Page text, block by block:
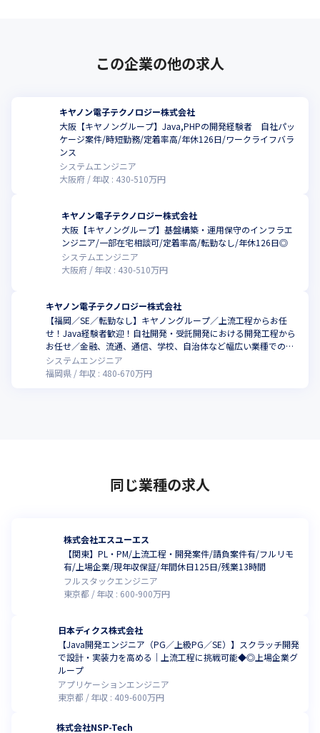
この企業の他の求人
キヤノン電子テクノロジー株式会社
大阪【キヤノングループ】Java,PHPの開発経験者 自社パッ
ケージ案件/時短勤務/定着率高/年休126日/ワークライフバラ
ンス
システムエンジニア
大阪府
年収 : 430-510万円
キヤノン電子テクノロジー株式会社
大阪【キヤノングループ】基盤構築・運用保守のインフラエ
ンジニア/一部在宅相談可/定着率高/転勤なし/年休126日◎
システムエンジニア
大阪府
年収 : 430-510万円
キヤノン電子テクノロジー株式会社
【福岡／SE／転勤なし】キヤノングループ／上流工程からお任
せ！Java経験者歓迎！自社開発・受託開発における開発工程から
お任せ／金融、流通、通信、学校、自治体など幅広い業種での取
引実績あり
システムエンジニア
福岡県
年収 : 480-670万円
同じ業種の求人
株式会社エスユーエス
【関東】PL・PM/上流工程・開発案件/請負案件有/フルリモ
有/上場企業/現年収保証/年間休日125日/残業13時間
フルスタックエンジニア
東京都
年収 : 600-900万円
日本ディクス株式会社
【Java開発エンジニア（PG／上級PG／SE）】スクラッチ開発
で設計・実装力を高める｜上流工程に挑戦可能◆◎上場企業グ
ループ
アプリケーションエンジニア
東京都
年収 : 409-600万円
株式会社NSP-Tech